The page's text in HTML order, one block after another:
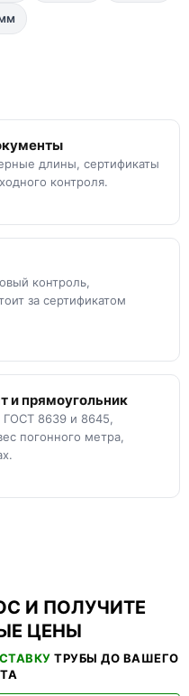
длины, сертификаты
контроля.
контроль,
за сертификатом
и прямоугольник
ГОСТ 8639 и 8645,
погонного метра,
И ПОЛУЧИТЕ
ЦЕНЫ
ТРУБЫ ДО ВАШЕГО